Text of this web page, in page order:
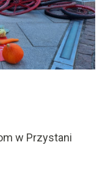
w Przystani